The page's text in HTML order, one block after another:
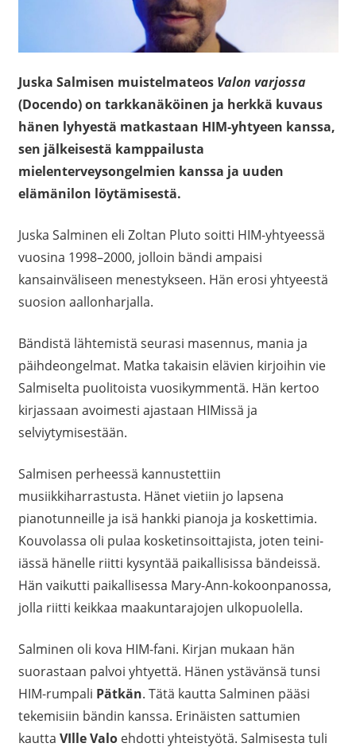
Juska Salmisen muistelmateos Valon varjossa
(Docendo) on tarkkanäköinen ja herkkä kuvaus
hänen lyhyestä matkastaan HIM-yhtyeen kanssa,
sen jälkeisestä kamppailusta
mielenterveysongelmien kanssa ja uuden
elämänilon löytämisestä.
Juska Salminen eli Zoltan Pluto soitti HIM-yhtyeessä
vuosina 1998–2000, jolloin bändi ampaisi
kansainväliseen menestykseen. Hän erosi yhtyeestä
suosion aallonharjalla.
Bändistä lähtemistä seurasi masennus, mania ja
päihdeongelmat. Matka takaisin elävien kirjoihin vie
Salmiselta puolitoista vuosikymmentä. Hän kertoo
kirjassaan avoimesti ajastaan HIMissä ja
selviytymisestään.
Salmisen perheessä kannustettiin
musiikkiharrastusta. Hänet vietiin jo lapsena
pianotunneille ja isä hankki pianoja ja koskettimia.
Kouvolassa oli pulaa kosketinsoittajista, joten teini-
iässä hänelle riitti kysyntää paikallisissa bändeissä.
Hän vaikutti paikallisessa Mary-Ann-kokoonpanossa,
jolla riitti keikkaa maakuntarajojen ulkopuolella.
Salminen oli kova HIM-fani. Kirjan mukaan hän
suorastaan palvoi yhtyettä. Hänen ystävänsä tunsi
HIM-rumpali Pätkän. Tätä kautta Salminen pääsi
tekemisiin bändin kanssa. Erinäisten sattumien
kautta VIlle Valoehdotti yhteistyötä. Salmisesta tuli